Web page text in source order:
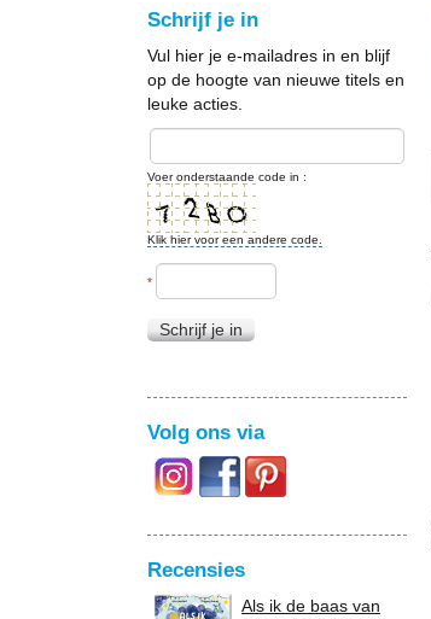
Schrijf je in
Vul hier je e-mailadres in en blijf
op de hoogte van nieuwe titels en
leuke acties.
Voer onderstaande code in :
Klik hier voor een andere code.
*
Schrijf je in
Volg ons via
Recensies
Als ik de baas van